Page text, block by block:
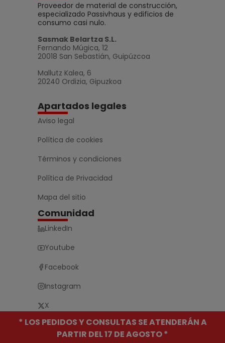
Proveedor de material de construcción,
especializado Passivhaus y edificios de
consumo casi nulo.
Sasmak Belartza S.L.
Fernando Múgica, 12
20018 San Sebastián, Guipúzcoa
Mallutz Kalea, 6
20240 Ordizia, Gipuzkoa
Apartados legales
Aviso legal
Política de cookies
Términos y condiciones
Política de Privacidad
Mapa del sitio
Comunidad
LinkedIn
Youtube
Facebook
Instagram
X
* LOS PEDIDOS Y CONSULTAS SE ATENDERÁN A
PARTIR DEL 17 DE AGOSTO *